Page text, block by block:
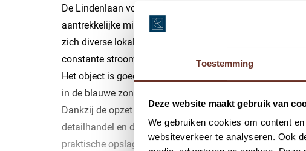
Toestemming
Deze website maakt gebruik van
We gebruiken cookies om content
websiteverkeer te analyseren. Ook
De Lindenlaan vormt een belangrijke verbindingsweg
aantrekkelijke mix van detailhandel, dienstverlening en
zich diverse lokale ondernemers en voorzieningen, wat
constante stroom van passanten.
Het object is goed bereikbaar, zowel per auto als per
in de blauwe zone, waar gratis parkeergelegenheid
Dankzij de opzet en indeling is het pand bij uitstek
detailhandel en dienstverlening. De royale
praktische opslagmogelijkheden op de verdieping,